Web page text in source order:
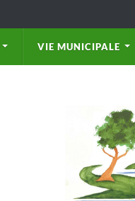
VIE MUNICIPALE